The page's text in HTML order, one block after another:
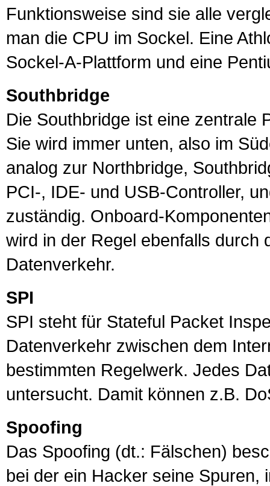
Funktionsweise sind sie alle
man die CPU im Sockel. Eine
Sockel-A-Plattform und eine
Southbridge
Die Southbridge ist eine zentrale
Sie wird immer unten, also im
analog zur Northbridge,
PCI-, IDE- und USB-Controller,
zuständig. Onboard-
wird in der Regel ebenfalls durch
Datenverkehr.
SPI
SPI steht für Stateful Packet
Datenverkehr zwischen dem
bestimmten Regelwerk. Jedes
untersucht. Damit können z.B.
Spoofing
Das Spoofing (dt.: Fälschen)
bei der ein Hacker seine